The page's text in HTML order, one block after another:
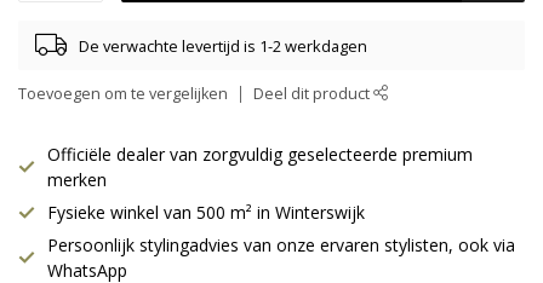
De verwachte levertijd is 1-2 werkdagen
Toevoegen om te vergelijken Deel dit product
Officiële dealer van zorgvuldig geselecteerde premium
merken
Fysieke winkel van 500 m² in Winterswijk
Persoonlijk stylingadvies van onze ervaren stylisten, ook via
WhatsApp